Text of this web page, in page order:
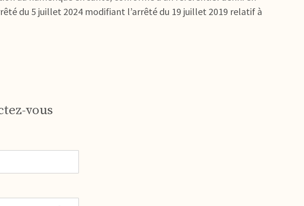
du 5 juillet 2024 modifiant l’arrêté du 19 juillet 2019 relatif à
vous